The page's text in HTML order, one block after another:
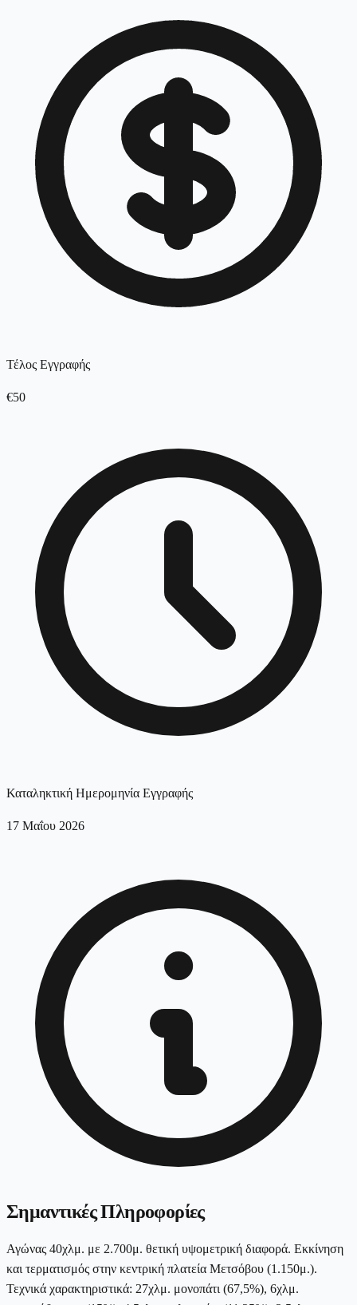
Τέλος Εγγραφής
€50
Καταληκτική Ημερομηνία Εγγραφής
17 Μαΐου 2026
Σημαντικές Πληροφορίες
Αγώνας 40χλμ. με 2.700μ. θετική υψομετρική διαφορά. Εκκίνηση
και τερματισμός στην κεντρική πλατεία Μετσόβου (1.150μ.).
Τεχνικά χαρακτηριστικά: 27χλμ. μονοπάτι (67,5%), 6χλμ.